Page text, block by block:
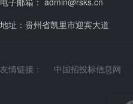
地址：贵州省凯里市迎宾大道
友情链接： 中国招投标信息网